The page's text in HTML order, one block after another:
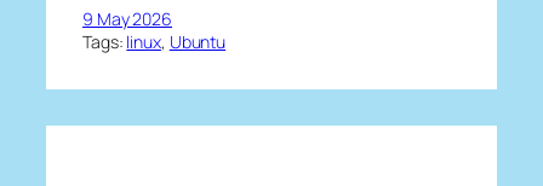
9 May 2026
Tags: linux, Ubuntu